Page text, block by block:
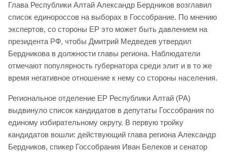
Глава Республики Алтай Александр Бердников возглавил
список единороссов на выборах в Госсобрание. По мнению
экспертов, со стороны ЕР это может быть давлением на
президента РФ, чтобы Дмитрий Медведев утвердил
Бердникова в должности главы региона. Наблюдатели
отмечают популярность губернатора среди элит и в то же
время негативное отношение к нему со стороны населения.
Региональное отделение ЕР Республики Алтай (РА)
выдвинуло список кандидатов в депутаты Госсобрания по
единому избирательному округу. В первую тройку
кандидатов вошли: действующий глава региона Александр
Бердников, спикер Госсобрания Иван Белеков и сенатор